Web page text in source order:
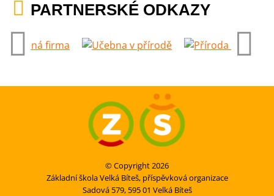
PARTNERSKÉ ODKAZY
© Copyright 2026
Základní škola Velká Bíteš, příspěvková organizace
Sadová 579, 595 01 Velká Bíteš